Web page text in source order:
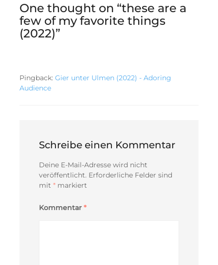
One thought on “these are a
few of my favorite things
(2022)”
Pingback: Gier unter Ulmen (2022) - Adoring
Audience
Schreibe einen Kommentar
Deine E-Mail-Adresse wird nicht
veröffentlicht. Erforderliche Felder sind
mit * markiert
Kommentar *